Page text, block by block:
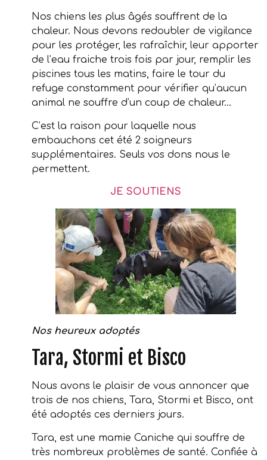
Nos chiens les plus âgés souffrent de la
chaleur. Nous devons redoubler de vigilance
pour les protéger, les rafraîchir, leur apporter
de l’eau fraiche trois fois par jour, remplir les
piscines tous les matins, faire le tour du
refuge constamment pour vérifier qu’aucun
animal ne souffre d’un coup de chaleur…
C’est la raison pour laquelle nous
embauchons cet été 2 soigneurs
supplémentaires. Seuls vos dons nous le
permettent.
JE SOUTIENS
Nos heureux adoptés
Tara, Stormi et Bisco
Nous avons le plaisir de vous annoncer que
trois de nos chiens, Tara, Stormi et Bisco, ont
été adoptés ces derniers jours.
Tara, est une mamie Caniche qui souffre de
très nombreux problèmes de santé. Confiée à